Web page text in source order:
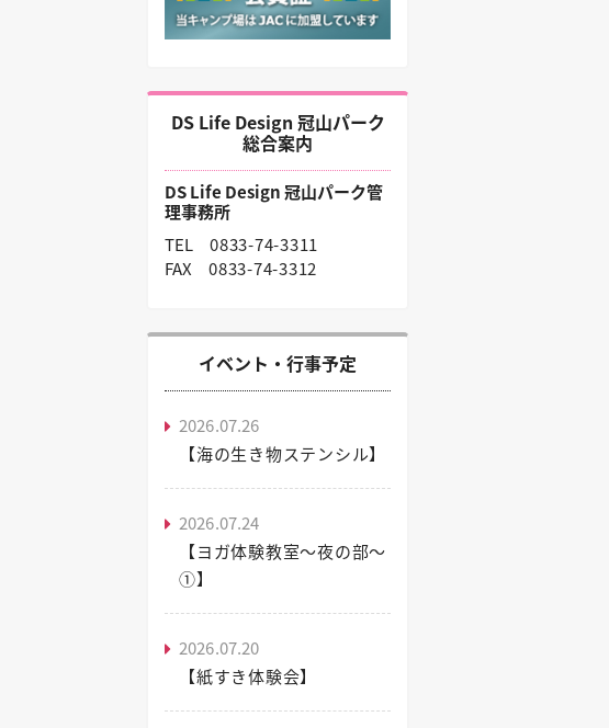
DS Life Design 冠山パーク
総合案内
DS Life Design 冠山パーク管
理事務所
TEL 0833-74-3311
FAX 0833-74-3312
イベント・行事予定
2026.07.26
【海の生き物ステンシル】
2026.07.24
【ヨガ体験教室～夜の部～
①】
2026.07.20
【紙すき体験会】